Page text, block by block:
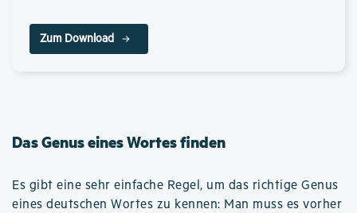
Zum Download
Das Genus eines Wortes finden
Es gibt eine sehr einfache Regel, um das richtige Genus
eines deutschen Wortes zu kennen: Man muss es vorher